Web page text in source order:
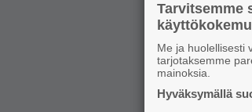
Tarvitsemme
Me ja huolellisesti
tarjotaksemme
mainoksia.
Hyväksymällä